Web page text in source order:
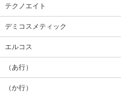
テクノエイト
デミコスメティック
エルコス
（あ行）
（か行）